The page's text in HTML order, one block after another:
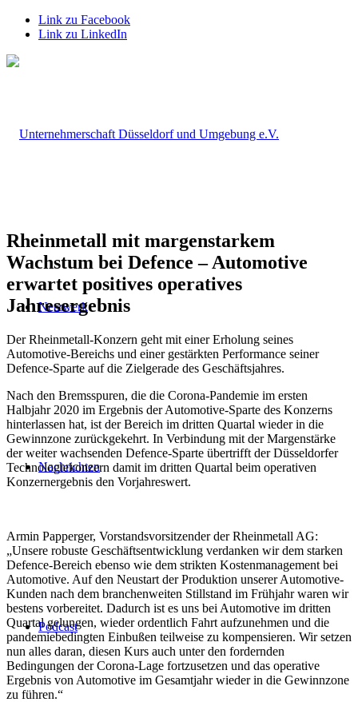
Link zu Facebook
Link zu LinkedIn
Netzwerk
Nachrichten
Podcast
Rheinmetall mit margenstarkem
Wachstum bei Defence – Automotive
erwartet positives operatives
Jahresergebnis
Der Rheinmetall-Konzern geht mit einer Erholung seines
Automotive-Bereichs und einer gestärkten Performance seiner
Defence-Sparte auf die Zielgerade des Geschäftsjahres.
Nach den Bremsspuren, die die Corona-Pandemie im ersten
Halbjahr 2020 im Ergebnis der Automotive-Sparte des Konzerns
hinterlassen hat, ist der Bereich im dritten Quartal wieder in die
Gewinnzone zurückgekehrt. In Verbindung mit der Margenstärke
der weiter wachsenden Defence-Sparte übertrifft der Düsseldorfer
Technologiekonzern damit im dritten Quartal beim operativen
Konzernergebnis den Vorjahreswert.
Armin Papperger, Vorstandsvorsitzender der Rheinmetall AG:
„Unsere robuste Geschäftsentwicklung verdanken wir dem starken
Defence-Bereich ebenso wie dem strikten Kostenmanagement bei
Automotive. Auf den Neustart der Produktion unserer Automotive-
Kunden nach dem branchenweiten Stillstand im Frühjahr waren wir
bestens vorbereitet. Dadurch ist es uns bei Automotive im dritten
Quartal gelungen, wieder ordentlich Fahrt aufzunehmen und die
pandemiebedingten Einbußen teilweise zu kompensieren. Wir setzen
nun alles daran, diesen Kurs auch unter den fordernden
Bedingungen der Corona-Lage fortzusetzen und das operative
Ergebnis von Automotive im Gesamtjahr wieder in die Gewinnzone
zu führen.“